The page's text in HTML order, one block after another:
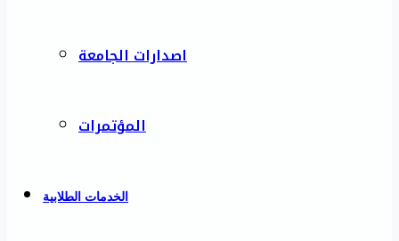
اصدارات الجامعة
المؤتمرات
الخدمات الطلابية